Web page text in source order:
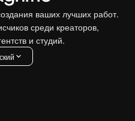
ваших лучших работ.
среди креаторов,
и студий.